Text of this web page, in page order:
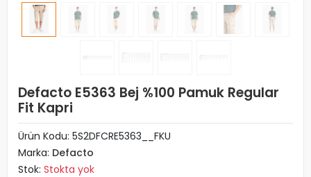
Defacto E5363 Bej %100 Pamuk Regular
Fit Kapri
Ürün Kodu: 5S2DFCRE5363__FKU
Marka: Defacto
Stok: Stokta yok